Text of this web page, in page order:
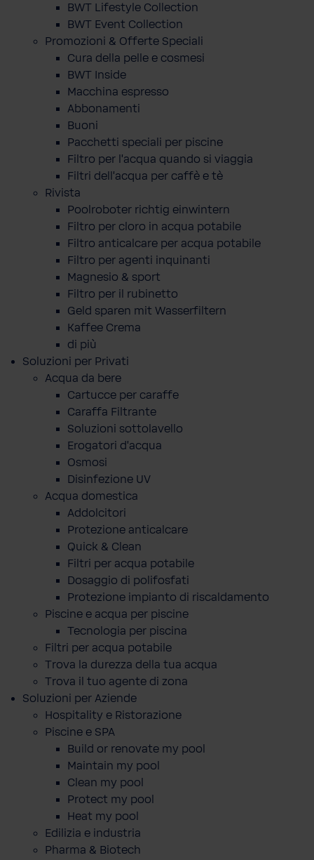
BWT Lifestyle Collection
BWT Event Collection
Promozioni & Offerte Speciali
Cura della pelle e cosmesi
BWT Inside
Macchina espresso
Abbonamenti
Buoni
Pacchetti speciali per piscine
Filtro per l'acqua quando si viaggia
Filtri dell'acqua per caffè e tè
Rivista
Poolroboter richtig einwintern
Filtro per cloro in acqua potabile
Filtro anticalcare per acqua potabile
Filtro per agenti inquinanti
Magnesio & sport
Filtro per il rubinetto
Geld sparen mit Wasserfiltern
Kaffee Crema
di più
Soluzioni per Privati
Acqua da bere
Cartucce per caraffe
Caraffa Filtrante
Soluzioni sottolavello
Erogatori d'acqua
Osmosi
Disinfezione UV
Acqua domestica
Addolcitori
Protezione anticalcare
Quick & Clean
Filtri per acqua potabile
Dosaggio di polifosfati
Protezione impianto di riscaldamento
Piscine e acqua per piscine
Tecnologia per piscina
Filtri per acqua potabile
Trova la durezza della tua acqua
Trova il tuo agente di zona
Soluzioni per Aziende
Hospitality e Ristorazione
Piscine e SPA
Build or renovate my pool
Maintain my pool
Clean my pool
Protect my pool
Heat my pool
Edilizia e industria
Pharma & Biotech